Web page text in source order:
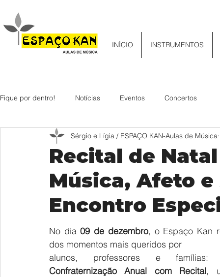
INÍCIO INSTRUMENTOS
Fique por dentro! Notícias Eventos Concertos
Recital de
Música, Afeto
Encontro
Sérgio e Lígia / ESPAÇO KAN-Aulas de Música
No dia 09 de dezembro, o Espaço Kan
dos momentos mais queridos por
Confraternização Anual com Recital,